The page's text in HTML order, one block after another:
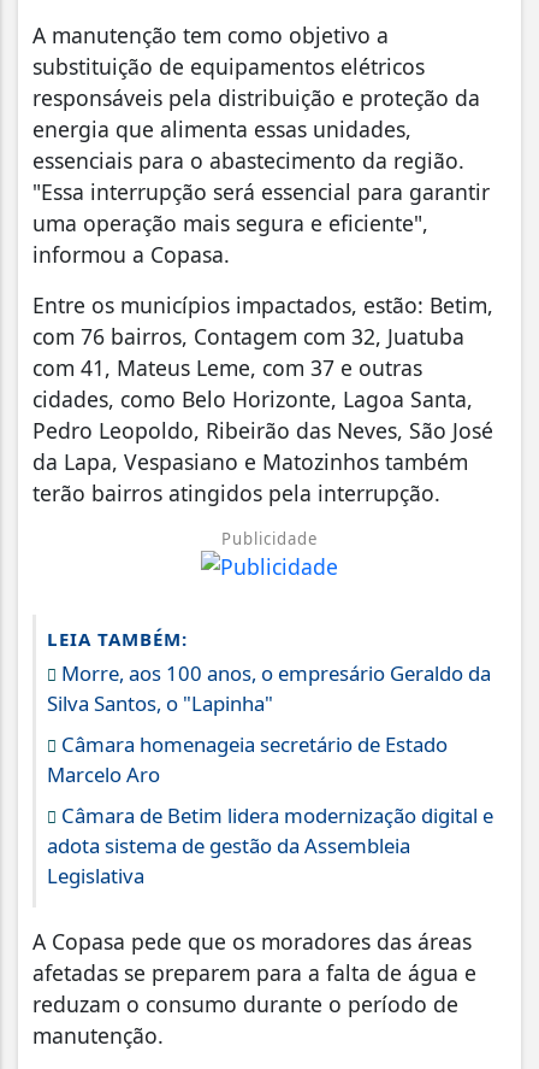
A manutenção tem como objetivo a
substituição de equipamentos elétricos
responsáveis pela distribuição e proteção da
energia que alimenta essas unidades,
essenciais para o abastecimento da região.
"Essa interrupção será essencial para garantir
uma operação mais segura e eficiente",
informou a Copasa.
Entre os municípios impactados, estão: Betim,
com 76 bairros, Contagem com 32, Juatuba
com 41, Mateus Leme, com 37 e outras
cidades, como Belo Horizonte, Lagoa Santa,
Pedro Leopoldo, Ribeirão das Neves, São José
da Lapa, Vespasiano e Matozinhos também
terão bairros atingidos pela interrupção.
Publicidade
LEIA TAMBÉM:
Morre, aos 100 anos, o empresário Geraldo da
Silva Santos, o "Lapinha"
Câmara homenageia secretário de Estado
Marcelo Aro
Câmara de Betim lidera modernização digital e
adota sistema de gestão da Assembleia
Legislativa
A Copasa pede que os moradores das áreas
afetadas se preparem para a falta de água e
reduzam o consumo durante o período de
manutenção.